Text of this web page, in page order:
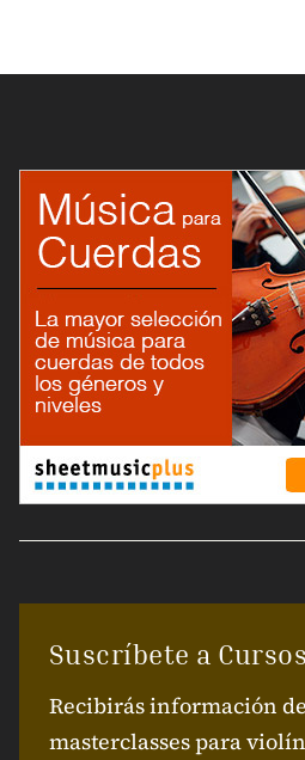
Suscríbete a Cursos
Recibirás información
masterclasses para